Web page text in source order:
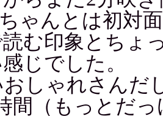
ゃんとは初対
読む印象とちょ
じでした。
しゃれさんだ
間（もっとだ